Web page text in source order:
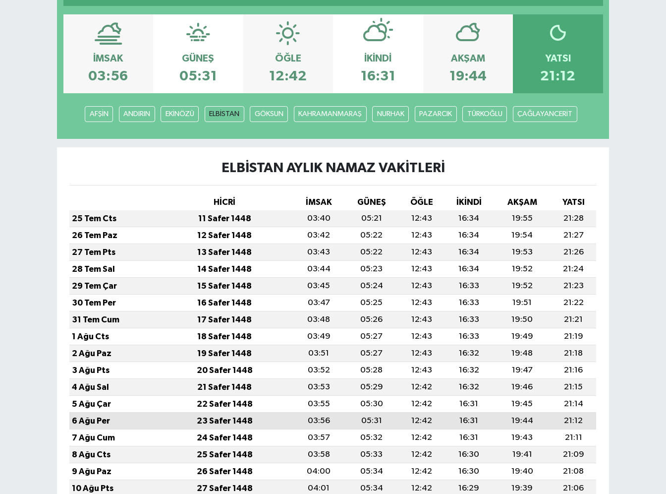
İMSAK
03:56
GÜNEŞ
05:31
ÖĞLE
12:42
İKINDI
16:31
AKŞAM
19:44
YATSI
21:12
AFŞİN ANDIRIN EKİNÖZÜ ELBİSTAN GÖKSUN KAHRAMANMARAŞ NURHAK PAZARCIK TÜRKOĞLU ÇAĞLAYANCERİT
ELBİSTAN AYLIK NAMAZ VAKITLERI
HİCRİ İMSAK GÜNEŞ ÖĞLE İKINDI AKŞAM
YATSI
25 Tem Cts
11 Safer 1448 03:40 05:21 12:43 16:34 19:55
21:28
26 Tem Paz
12 Safer 1448 03:42 05:22 12:43 16:34 19:54
21:27
27 Tem Pts
13 Safer 1448 03:43 05:22 12:43 16:34 19:53
21:26
28 Tem Sal
14 Safer 1448 03:44 05:23 12:43 16:34 19:52
21:24
29 Tem Çar
15 Safer 1448 03:45 05:24 12:43 16:33 19:52
21:23
30 Tem Per
16 Safer 1448 03:47 05:25 12:43 16:33 19:51
21:22
31 Tem Cum
17 Safer 1448 03:48 05:26 12:43 16:33 19:50
21:21
1 Ağu Cts
18 Safer 1448 03:49 05:27 12:43 16:33 19:49
21:19
2 Ağu Paz
19 Safer 1448 03:51 05:27 12:43 16:32 19:48
21:18
3 Ağu Pts
20 Safer 1448 03:52 05:28 12:43 16:32 19:47
21:16
4 Ağu Sal
21 Safer 1448 03:53 05:29 12:42 16:32 19:46
21:15
5 Ağu Çar
22 Safer 1448 03:55 05:30 12:42 16:31 19:45
21:14
6 Ağu Per
23 Safer 1448 03:56 05:31 12:42 16:31 19:44
21:12
7 Ağu Cum
24 Safer 1448 03:57 05:32 12:42 16:31 19:43
21:11
8 Ağu Cts
25 Safer 1448 03:58 05:33 12:42 16:30 19:41
21:09
9 Ağu Paz
26 Safer 1448 04:00 05:34 12:42 16:30 19:40
21:08
10 Ağu Pts
27 Safer 1448 04:01 05:34 12:42 16:29 19:39
21:06